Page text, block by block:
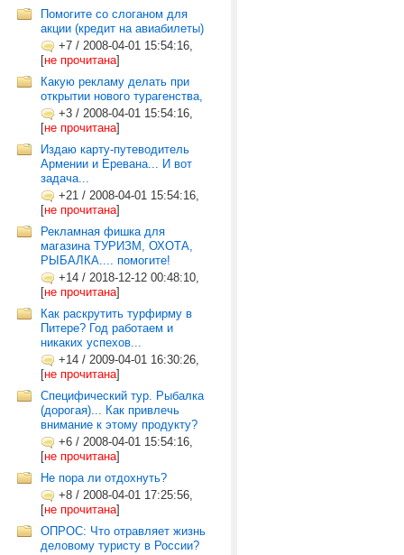
Помогите со слоганом для
акции (кредит на авиабилеты)
+7 / 2008-04-01 15:54:16,
[не прочитана]
Какую рекламу делать при
открытии нового турагенства,
+3 / 2008-04-01 15:54:16,
[не прочитана]
Издаю карту-путеводитель
Армении и Еревана... И вот
задача...
+21 / 2008-04-01 15:54:16,
[не прочитана]
Рекламная фишка для
магазина ТУРИЗМ, ОХОТА,
РЫБАЛКА.... помогите!
+14 / 2018-12-12 00:48:10,
[не прочитана]
Как раскрутить турфирму в
Питере? Год работаем и
никаких успехов...
+14 / 2009-04-01 16:30:26,
[не прочитана]
Специфический тур. Рыбалка
(дорогая)... Как привлечь
внимание к этому продукту?
+6 / 2008-04-01 15:54:16,
[не прочитана]
Не пора ли отдохнуть?
+8 / 2008-04-01 17:25:56,
[не прочитана]
ОПРОС: Что отравляет жизнь
деловому туристу в России?